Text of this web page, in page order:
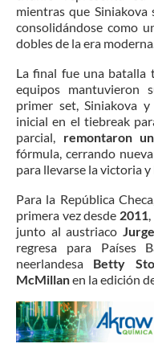
mientras que Siniakova
consolidándose como
dobles de la era moderna.
La final fue una batalla
equipos mantuvieron
primer set, Siniakova
inicial en el tiebreak
parcial,
remontaron
fórmula, cerrando
para llevarse la victoria
Para la República
primera vez desde 2011
junto al austriaco
regresa para Países
neerlandesa Betty
McMillanen la edición